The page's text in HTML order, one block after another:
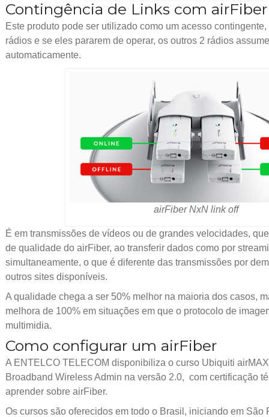
Contingência de Links com
Este produto pode ser utilizado como um acesso
rádios e se eles pararem de operar, os outros 2 rádios
automaticamente.
airFiber NxN link off
É em transmissões de vídeos ou de grandes velocidades,
de qualidade do airFiber, ao transferir dados como por
simultaneamente, o que é diferente das transmissões por
outros sites disponíveis.
A qualidade chega a ser 50% melhor na maioria dos casos,
melhora de 100% em situações em que o protocolo de
multimidia.
Como configurar um airFiber
A ENTELCO TELECOM disponibiliza o curso Ubiquiti
Broadband Wireless Admin na versão 2.0, com certificação
aprender sobre airFiber.
Os cursos são oferecidos em todo o Brasil, iniciando em São